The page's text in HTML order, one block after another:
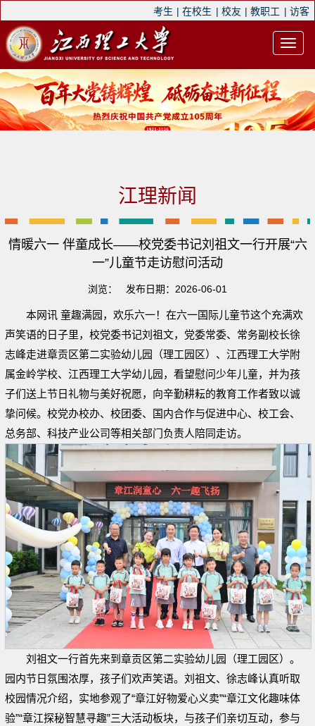
考生 | 在校生 | 校友 | 教职工 | 访客
江理新闻
情暖六一 伴童成长——校党委书记刘祖文一行开展“六
一”儿童节走访慰问活动
浏览： 发布日期：2026-06-01
本网讯 童趣满园，欢乐六一！在六一国际儿童节这个充满欢
声笑语的日子里，校党委书记刘祖文，党委常委、常务副校长徐
志峰走进章贡区第二实验幼儿园（理工园区）、江西理工大学附
属金岭学校、江西理工大学幼儿园， 看望慰问少年儿童，并为孩
子们送上节日礼物与美好祝愿，向辛勤耕耘的教育工作者致以诚
挚问候。校党办校办、校团委、国内合作与促进中心、校工会、
总务部、科技产业公司等相关部门负责人陪同走访。
刘祖文一行首先来到章贡区第二实验幼儿园（理工园区）。
园内节日氛围浓厚，孩子们欢声笑语。刘祖文、徐志峰认真听取
校园情况介绍，实地参观了“章江好物爱心义卖”“章江文化趣味体
验”“章江探秘智慧寻趣”三大活动板块，与孩子们亲切互动，参与